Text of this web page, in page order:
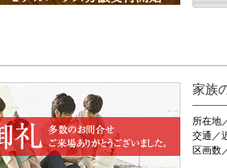
家族
所在地
交通／
区画数